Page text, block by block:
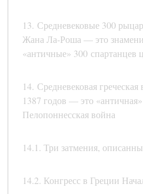
13. Средневековые 300
Жана Ла-Роша — это
«античные» 300 спартанцев
14. Средневековая
1387 годов — это «античная»
Пелопоннесская война
14.1. Три затмения,
14.2. Конгресс в Греции